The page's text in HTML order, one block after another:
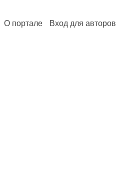
О портале Вход для авторов